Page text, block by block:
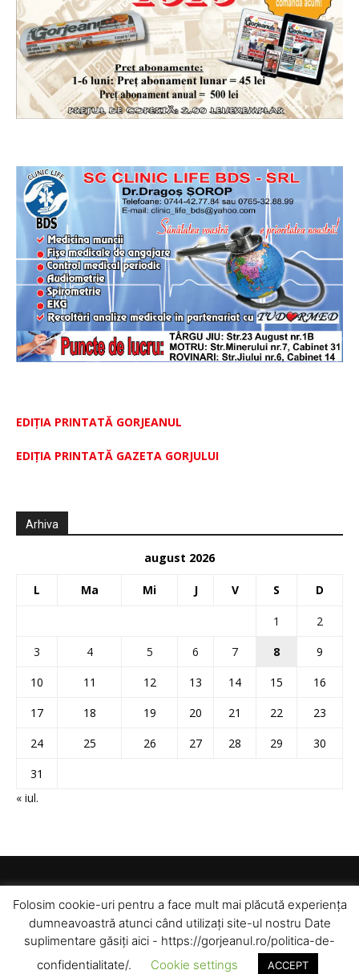
EDIȚIA PRINTATĂ GORJEANUL
EDIŢIA PRINTATĂ GAZETA GORJULUI
Arhiva
august 2026
L Ma Mi J V S D
1
2
3
4 5 6 7 8
9
10
11 12 13 14 15
16
17
18 19 20 21 22
23
24
25 26 27 28 29
30
31
« iul.
Folosim cookie-uri pentru a face mult mai plăcută experiența
dumneavoastră atunci când utilizați site-ul nostru Date
suplimentare găsiți aici - https://gorjeanul.ro/politica-de-
confidentialitate/.
Cookie settings ACCEPT